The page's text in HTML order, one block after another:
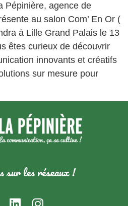
Pépinière, agence de
au salon Com’ En Or (
à Lille Grand Palais le 13
êtes curieux de découvrir
innovants et créatifs
sur mesure pour
sur les réseaux !